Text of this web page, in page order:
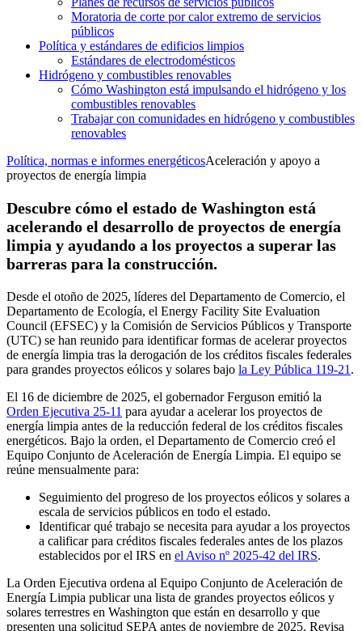
Moratoria de corte por calor extremo de servicios
públicos
Política y estándares de edificios limpios
Estándares de electrodomésticos
Hidrógeno y combustibles renovables
Cómo Washington está impulsando el hidrógeno y los
combustibles renovables
Trabajar con comunidades en hidrógeno y combustibles
renovables
Política, normas e informes energéticosAceleración y apoyo a
proyectos de energía limpia
Descubre cómo el estado de Washington está
acelerando el desarrollo de proyectos de energía
limpia y ayudando a los proyectos a superar las
barreras para la construcción.
Desde el otoño de 2025, líderes del Departamento de Comercio, el
Departamento de Ecología, el Energy Facility Site Evaluation
Council (EFSEC) y la Comisión de Servicios Públicos y Transporte
(UTC) se han reunido para identificar formas de acelerar proyectos
de energía limpia tras la derogación de los créditos fiscales federales
para grandes proyectos eólicos y solares bajo la Ley Pública 119-21 .
El 16 de diciembre de 2025, el gobernador Ferguson emitió la
Orden Ejecutiva 25-11 para ayudar a acelerar los proyectos de
energía limpia antes de la reducción federal de los créditos fiscales
energéticos. Bajo la orden, el Departamento de Comercio creó el
Equipo Conjunto de Aceleración de Energía Limpia. El equipo se
reúne mensualmente para:
Seguimiento del progreso de los proyectos eólicos y solares a
escala de servicios públicos en todo el estado.
Identificar qué trabajo se necesita para ayudar a los proyectos
a calificar para créditos fiscales federales antes de los plazos
establecidos por el IRS en el Aviso nº 2025-42 del IRS.
La Orden Ejecutiva ordena al Equipo Conjunto de Aceleración de
Energía Limpia publicar una lista de grandes proyectos eólicos y
solares terrestres en Washington que están en desarrollo y que
presenten una solicitud SEPA antes de noviembre de 2025. Revisa